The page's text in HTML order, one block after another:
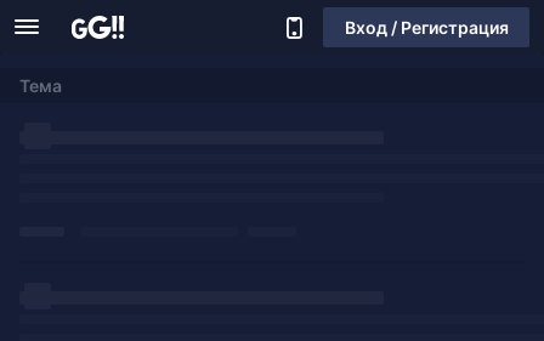
Вход / Регистрация
Тема